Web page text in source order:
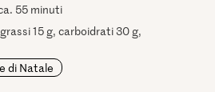
55 minuti
15 g, carboidrati 30 g,
di Natale